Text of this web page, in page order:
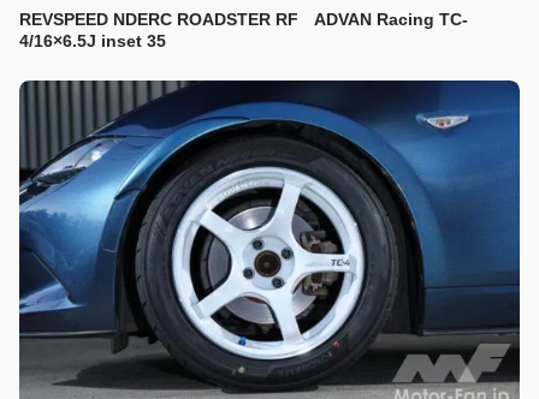
REVSPEED NDERC ROADSTER RF ADVAN Racing TC-
4/16×6.5J inset 35